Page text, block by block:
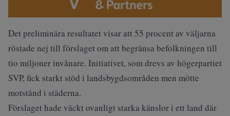
Det preliminära resultatet visar att 55 procent av väljarna
röstade nej till förslaget om att begränsa befolkningen till
tio miljoner invånare. Initiativet, som drevs av högerpartiet
SVP, fick starkt stöd i landsbygdsområden men mötte
motstånd i städerna.
Förslaget hade väckt ovanligt starka känslor i ett land där